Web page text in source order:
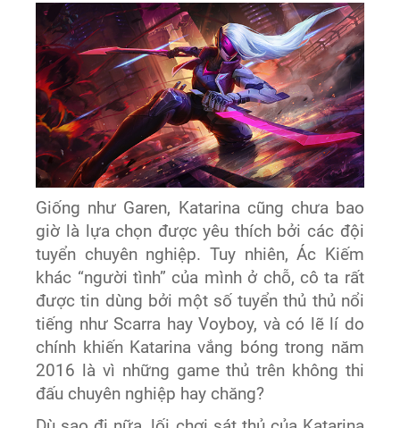
Giống như Garen, Katarina cũng chưa bao
giờ là lựa chọn được yêu thích bởi các đội
tuyển chuyên nghiệp. Tuy nhiên, Ác Kiếm
khác “người tình” của mình ở chỗ, cô ta rất
được tin dùng bởi một số tuyển thủ thủ nổi
tiếng như Scarra hay Voyboy, và có lẽ lí do
chính khiến Katarina vắng bóng trong năm
2016 là vì những game thủ trên không thi
đấu chuyên nghiệp hay chăng?